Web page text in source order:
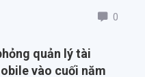
trải nghiệm.
0
quản lý tài
vào cuối năm